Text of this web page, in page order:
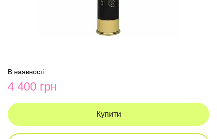
В наявності
4 400 грн
Купити